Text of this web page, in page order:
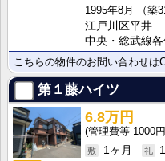
1995年8月
（築
江戸川区平井
中央・総武線
こちらの物件のお問い合わせは
第１藤ハイツ
6.8万円
1000円
1ヶ月